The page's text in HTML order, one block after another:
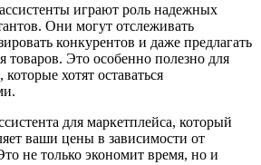
играют роль надежных
Они могут отслеживать
конкурентов и даже предлагать
Это особенно полезно для
хотят оставаться
для маркетплейса, который
ваши цены в зависимости от
не только экономит время, но и